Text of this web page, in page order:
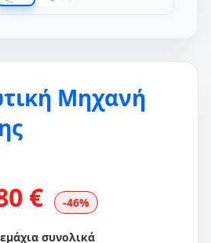
Μηχανή
€ -46%
συνολικά